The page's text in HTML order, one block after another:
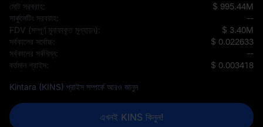
মোট সরবরাহ:
$ 995.44M
সার্কুলেটিং সরবরাহ:
--
FDV (সম্পূর্ণ মুনাফাকৃত মূল্যায়ন):
$ 3.40M
সর্বকালের সর্বোচ্চ:
$ 0.022633
সর্বকালের সর্বনিম্ন:
--
বর্তমান প্রাইস:
$ 0.003418
Kintara (KINS) প্রাইস সম্পর্কে আরও জানুন
এখনই KINS কিনুন!